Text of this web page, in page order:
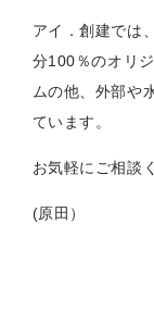
アイ．創建では
分100％のオリ
ムの他、外部や
ています。
お気軽にご相談
(原田）